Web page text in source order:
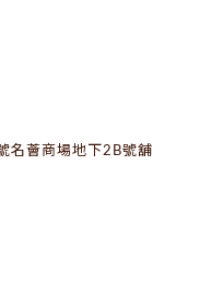
名薈商場地下2B號舖